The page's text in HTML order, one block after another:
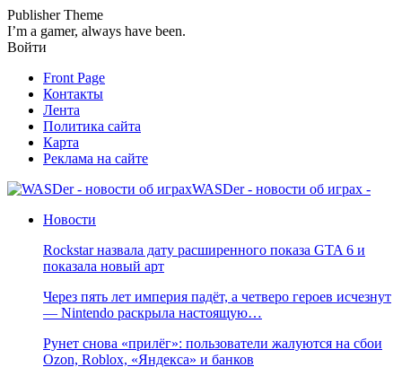
Publisher Theme
I’m a gamer, always have been.
Войти
Front Page
Контакты
Лента
Политика сайта
Карта
Реклама на сайте
WASDer - новости об играх -
Новости
Rockstar назвала дату расширенного показа GTA 6 и
показала новый арт
Через пять лет империя падёт, а четверо героев исчезнут
— Nintendo раскрыла настоящую…
Рунет снова «прилёг»: пользователи жалуются на сбои
Ozon, Roblox, «Яндекса» и банков